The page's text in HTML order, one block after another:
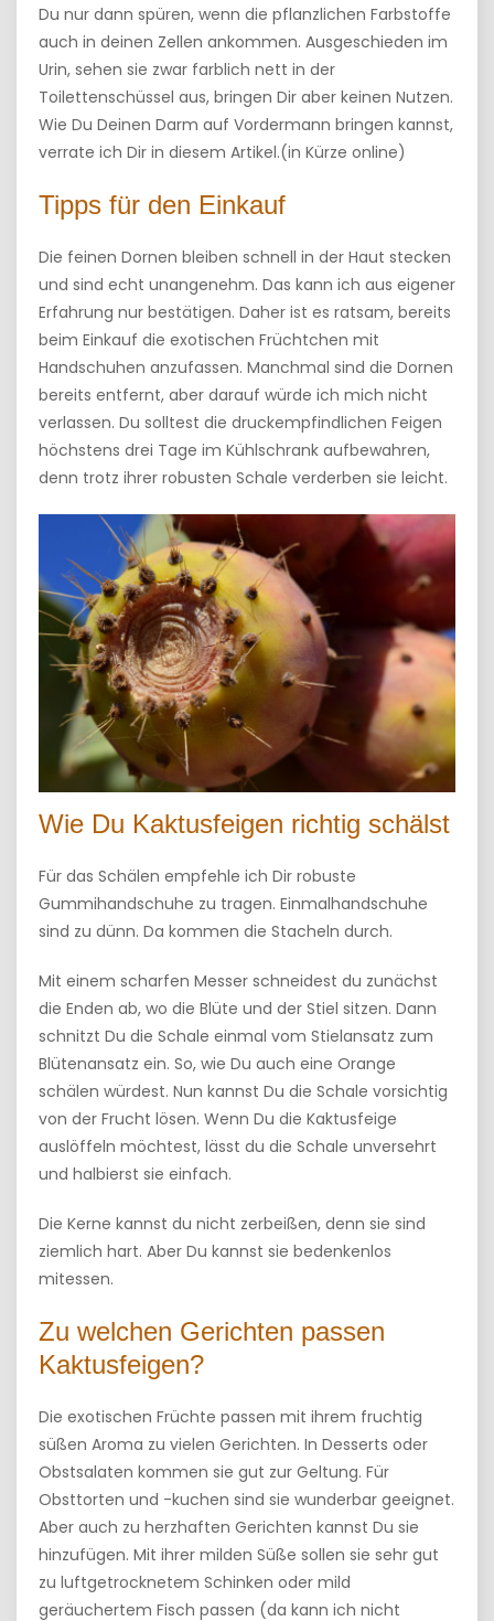
Du nur dann spüren, wenn die pflanzlichen Farbstoffe
auch in deinen Zellen ankommen. Ausgeschieden im
Urin, sehen sie zwar farblich nett in der
Toilettenschüssel aus, bringen Dir aber keinen Nutzen.
Wie Du Deinen Darm auf Vordermann bringen kannst,
verrate ich Dir in diesem Artikel.(in Kürze online)
Tipps für den Einkauf
Die feinen Dornen bleiben schnell in der Haut stecken
und sind echt unangenehm. Das kann ich aus eigener
Erfahrung nur bestätigen. Daher ist es ratsam, bereits
beim Einkauf die exotischen Früchtchen mit
Handschuhen anzufassen. Manchmal sind die Dornen
bereits entfernt, aber darauf würde ich mich nicht
verlassen. Du solltest die druckempfindlichen Feigen
höchstens drei Tage im Kühlschrank aufbewahren,
denn trotz ihrer robusten Schale verderben sie leicht.
Wie Du Kaktusfeigen richtig schälst
Für das Schälen empfehle ich Dir robuste
Gummihandschuhe zu tragen. Einmalhandschuhe
sind zu dünn. Da kommen die Stacheln durch.
Mit einem scharfen Messer schneidest du zunächst
die Enden ab, wo die Blüte und der Stiel sitzen. Dann
schnitzt Du die Schale einmal vom Stielansatz zum
Blütenansatz ein. So, wie Du auch eine Orange
schälen würdest. Nun kannst Du die Schale vorsichtig
von der Frucht lösen. Wenn Du die Kaktusfeige
auslöffeln möchtest, lässt du die Schale unversehrt
und halbierst sie einfach.
Die Kerne kannst du nicht zerbeißen, denn sie sind
ziemlich hart. Aber Du kannst sie bedenkenlos
mitessen.
Zu welchen Gerichten passen
Kaktusfeigen?
Die exotischen Früchte passen mit ihrem fruchtig
süßen Aroma zu vielen Gerichten. In Desserts oder
Obstsalaten kommen sie gut zur Geltung. Für
Obsttorten und -kuchen sind sie wunderbar geeignet.
Aber auch zu herzhaften Gerichten kannst Du sie
hinzufügen. Mit ihrer milden Süße sollen sie sehr gut
zu luftgetrocknetem Schinken oder mild
geräuchertem Fisch passen (da kann ich nicht